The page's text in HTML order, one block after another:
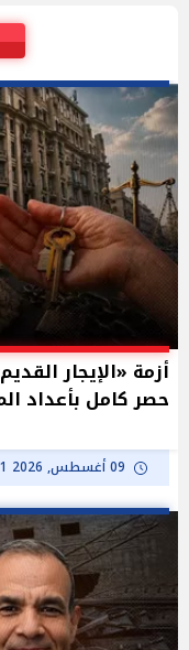
أزمة «الإيجار
حصر كامل بأعداد
09 أغسطس, 2026 07:01 م